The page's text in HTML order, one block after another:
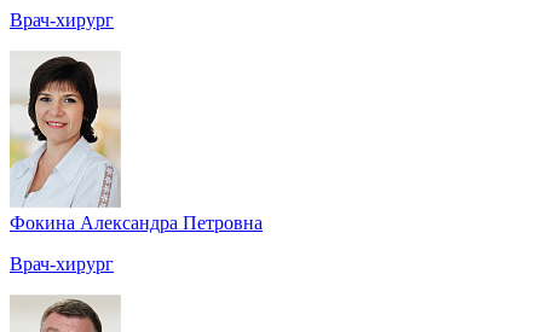
Врач-хирург
Фокина Александра Петровна
Врач-хирург